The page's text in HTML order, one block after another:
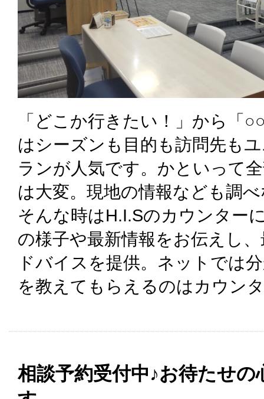
「どこか行きたい！」から「
はシーズンも目的も訪問先も
ランが人気です。かといって
は大変。現地の情報なども調
そんな時はH.I.Sのカウンター
の様子や最新情報をお伝えし
ドバイスを提供。ネットでは
を教えてもらえるのはカウン
相談予約受付中♪お待たせ